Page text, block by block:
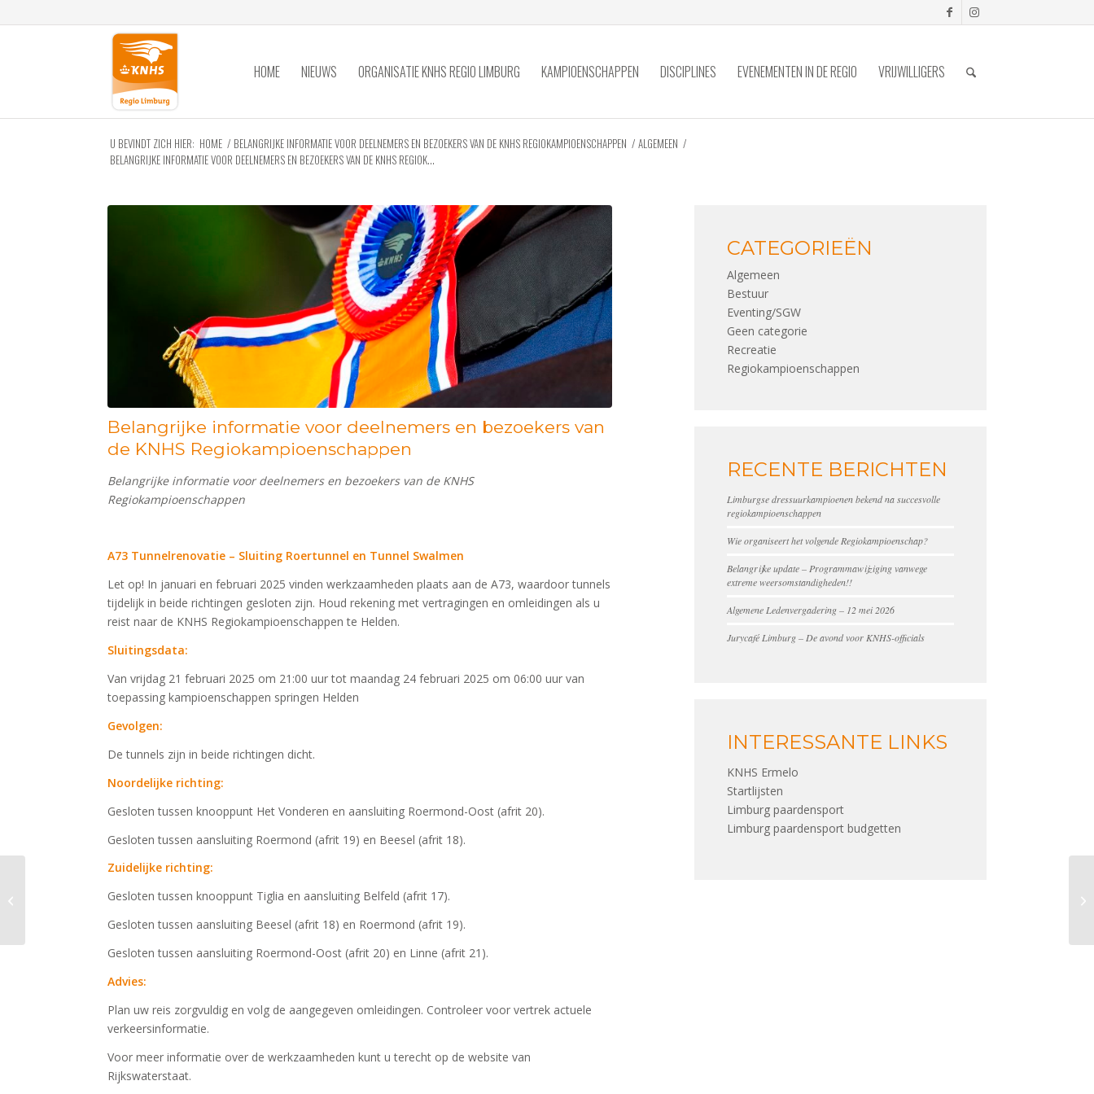
HOME NIEUWS ORGANISATIE KNHS REGIO LIMBURG KAMPIOENSCHAPPEN DISCIPLINES EVENEMENTEN IN DE REGIO VRIJWILLIGERS
U BEVINDT ZICH HIER: HOME / BELANGRIJKE INFORMATIE VOOR DEELNEMERS EN BEZOEKERS VAN DE KNHS REGIOKAMPIOENSCHAPPEN / ALGEMEEN /
BELANGRIJKE INFORMATIE VOOR DEELNEMERS EN BEZOEKERS VAN DE KNHS REGIOK...
Belangrijke informatie voor deelnemers en bezoekers van
de KNHS Regiokampioenschappen
Belangrijke informatie voor deelnemers en bezoekers van de KNHS
Regiokampioenschappen
A73 Tunnelrenovatie – Sluiting Roertunnel en Tunnel Swalmen
Let op! In januari en februari 2025 vinden werkzaamheden plaats aan de A73, waardoor tunnels
tijdelijk in beide richtingen gesloten zijn. Houd rekening met vertragingen en omleidingen als u
reist naar de KNHS Regiokampioenschappen te Helden.
Sluitingsdata:
Van vrijdag 21 februari 2025 om 21:00 uur tot maandag 24 februari 2025 om 06:00 uur van
toepassing kampioenschappen springen Helden
Gevolgen:
De tunnels zijn in beide richtingen dicht.
Noordelijke richting:
Gesloten tussen knooppunt Het Vonderen en aansluiting Roermond-Oost (afrit 20).
Gesloten tussen aansluiting Roermond (afrit 19) en Beesel (afrit 18).
Zuidelijke richting:
Gesloten tussen knooppunt Tiglia en aansluiting Belfeld (afrit 17).
Gesloten tussen aansluiting Beesel (afrit 18) en Roermond (afrit 19).
Gesloten tussen aansluiting Roermond-Oost (afrit 20) en Linne (afrit 21).
Advies:
Plan uw reis zorgvuldig en volg de aangegeven omleidingen. Controleer voor vertrek actuele
verkeersinformatie.
Voor meer informatie over de werkzaamheden kunt u terecht op de website van
Rijkswaterstaat.
CATEGORIEËN
Algemeen
Bestuur
Eventing/SGW
Geen categorie
Recreatie
Regiokampioenschappen
RECENTE BERICHTEN
Limburgse dressuurkampioenen bekend na succesvolle
regiokampioenschappen
Wie organiseert het volgende Regiokampioenschap?
Belangrijke update – Programmawijziging vanwege
extreme weersomstandigheden!!
Algemene Ledenvergadering – 12 mei 2026
Jurycafé Limburg – De avond voor KNHS-officials
INTERESSANTE LINKS
KNHS Ermelo
Startlijsten
Limburg paardensport
Limburg paardensport budgetten
Reglementswijzigingen